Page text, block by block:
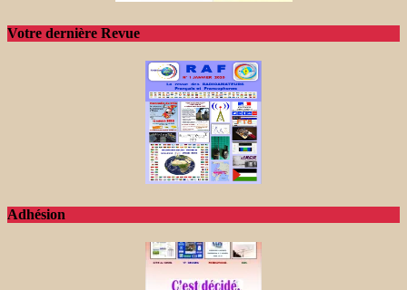
Votre dernière Revue
Adhésion